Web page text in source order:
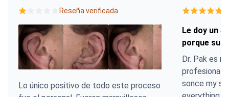
Reseña verificada.
Lo único positivo de todo este proceso
Le doy un
porque
Dr. Pak es
profesional. It has been over a week
sonce my